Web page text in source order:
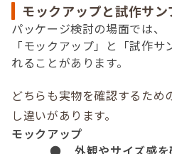
モックアップと試作サ
パッケージ検討の場面では、
「モックアップ」と「試作
れることがあります。
どちらも実物を確認するため
し違いがあります。
モックアップ
●
外観やサイズ感